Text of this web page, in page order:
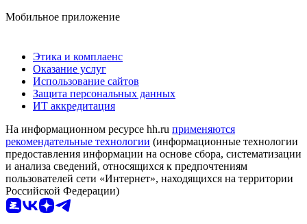
Мобильное приложение
Этика и комплаенс
Оказание услуг
Использование сайтов
Защита персональных данных
ИТ аккредитация
На информационном ресурсе hh.ru применяются
рекомендательные технологии (информационные технологии
предоставления информации на основе сбора, систематизации
и анализа сведений, относящихся к предпочтениям
пользователей сети «Интернет», находящихся на территории
Российской Федерации)